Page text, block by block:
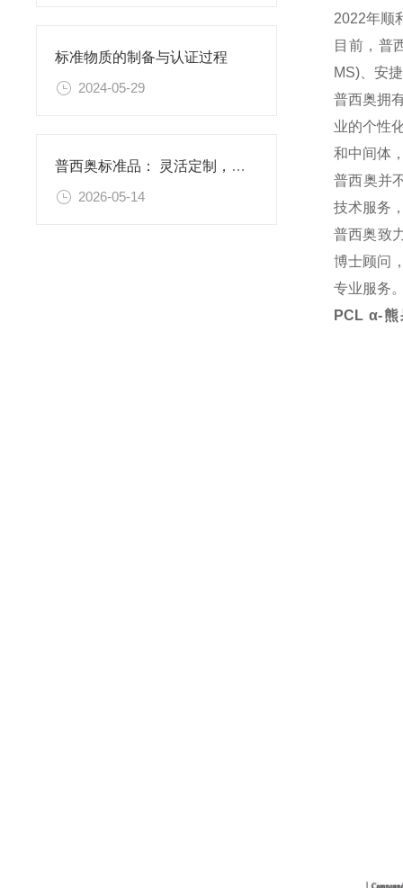
标准物质的制备与认证过程
2024-05-29
普西奥标准品： 灵活定制，满足特殊需求
2026-05-14
2022年顺
目前，普
MS)、安
普西奥拥
业的个性
和中间体
普西奥并
技术服务
普西奥致
博士顾问
专业服务
PCL α-